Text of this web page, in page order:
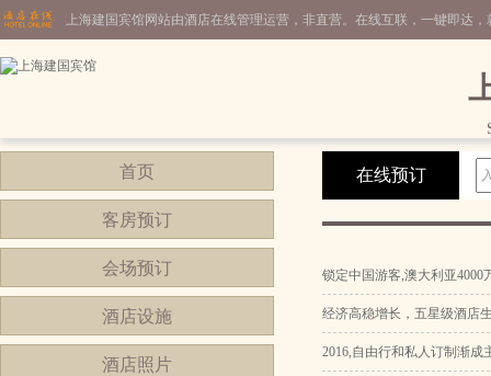
上海建国宾馆网站由酒店在线管理运营，非直营。在线互联，一键即达
首页
客房预订
会场预订
酒店设施
酒店照片
在线预订
锁定中国游客,澳大利亚4000
经济高稳增长，五星级酒店
2016,自由行和私人订制渐成